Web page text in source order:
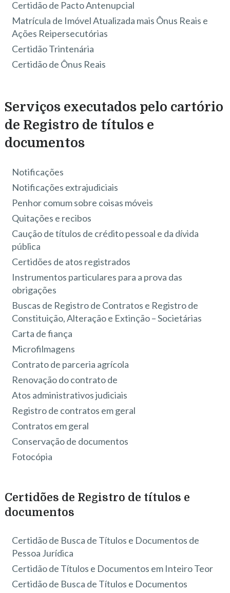
Certidão de Pacto Antenupcial
Matrícula de Imóvel Atualizada mais Ônus Reais e
Ações Reipersecutórias
Certidão Trintenária
Certidão de Ônus Reais
Serviços executados pelo cartório
de Registro de títulos e
documentos
Notificações
Notificações extrajudiciais
Penhor comum sobre coisas móveis
Quitações e recibos
Caução de títulos de crédito pessoal e da dívida
pública
Certidões de atos registrados
Instrumentos particulares para a prova das
obrigações
Buscas de Registro de Contratos e Registro de
Constituição, Alteração e Extinção – Societárias
Carta de fiança
Microfilmagens
Contrato de parceria agrícola
Renovação do contrato de
Atos administrativos judiciais
Registro de contratos em geral
Contratos em geral
Conservação de documentos
Fotocópia
Certidões de Registro de títulos e
documentos
Certidão de Busca de Títulos e Documentos de
Pessoa Jurídica
Certidão de Títulos e Documentos em Inteiro Teor
Certidão de Busca de Títulos e Documentos